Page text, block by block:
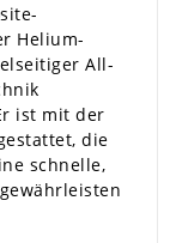
Helium-
All-
ist mit der
die
schnelle,